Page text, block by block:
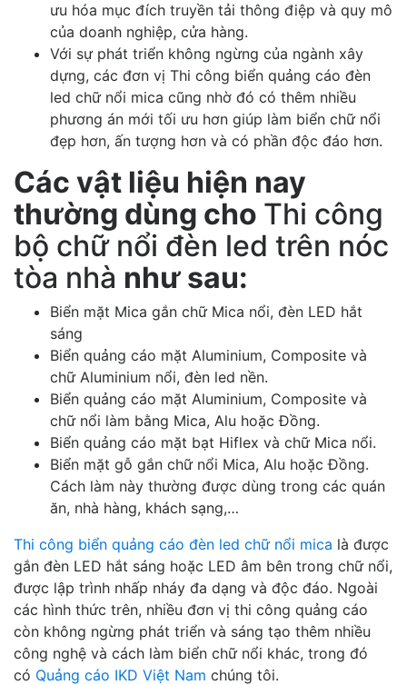
ưu hóa mục đích truyền tải thông điệp và quy mô
của doanh nghiệp, cửa hàng.
Với sự phát triển không ngừng của ngành xây
dựng, các đơn vị Thi công biển quảng cáo đèn
led chữ nổi mica cũng nhờ đó có thêm nhiều
phương án mới tối ưu hơn giúp làm biển chữ nổi
đẹp hơn, ấn tượng hơn và có phần độc đáo hơn.
Các vật liệu hiện nay
thường dùng cho Thi công
bộ chữ nổi đèn led trên nóc
tòa nhà như sau:
Biển mặt Mica gắn chữ Mica nổi, đèn LED hắt
sáng
Biển quảng cáo mặt Aluminium, Composite và
chữ Aluminium nổi, đèn led nền.
Biển quảng cáo mặt Aluminium, Composite và
chữ nổi làm bằng Mica, Alu hoặc Đồng.
Biển quảng cáo mặt bạt Hiflex và chữ Mica nổi.
Biển mặt gỗ gắn chữ nổi Mica, Alu hoặc Đồng.
Cách làm này thường được dùng trong các quán
ăn, nhà hàng, khách sạng,…
Thi công biển quảng cáo đèn led chữ nổi mica là được
gắn đèn LED hắt sáng hoặc LED âm bên trong chữ nổi,
được lập trình nhấp nháy đa dạng và độc đáo. Ngoài
các hình thức trên, nhiều đơn vị thi công quảng cáo
còn không ngừng phát triển và sáng tạo thêm nhiều
công nghệ và cách làm biển chữ nổi khác, trong đó
có Quảng cáo IKD Việt Nam chúng tôi.